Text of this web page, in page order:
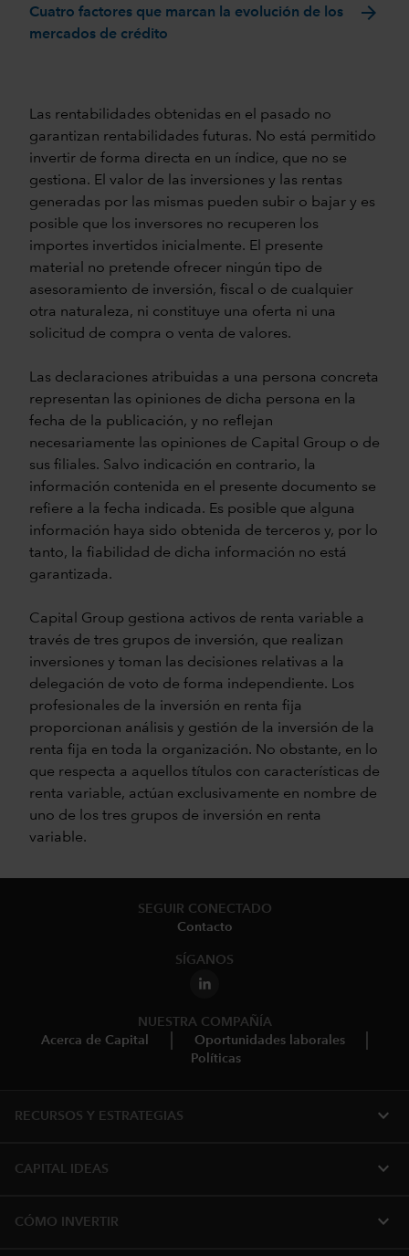
Cuatro factores que marcan la evolución de los
mercados de crédito
arrow_forward
Las rentabilidades obtenidas en el pasado no
garantizan rentabilidades futuras. No está permitido
invertir de forma directa en un índice, que no se
gestiona. El valor de las inversiones y las rentas
generadas por las mismas pueden subir o bajar y es
posible que los inversores no recuperen los
importes invertidos inicialmente. El presente
material no pretende ofrecer ningún tipo de
asesoramiento de inversión, fiscal o de cualquier
otra naturaleza, ni constituye una oferta ni una
solicitud de compra o venta de valores.
Las declaraciones atribuidas a una persona concreta
representan las opiniones de dicha persona en la
fecha de la publicación, y no reflejan
necesariamente las opiniones de Capital Group o de
sus filiales. Salvo indicación en contrario, la
información contenida en el presente documento se
refiere a la fecha indicada. Es posible que alguna
información haya sido obtenida de terceros y, por lo
tanto, la fiabilidad de dicha información no está
garantizada.
Capital Group gestiona activos de renta variable a
través de tres grupos de inversión, que realizan
inversiones y toman las decisiones relativas a la
delegación de voto de forma independiente. Los
profesionales de la inversión en renta fija
proporcionan análisis y gestión de la inversión de la
renta fija en toda la organización. No obstante, en lo
que respecta a aquellos títulos con características de
renta variable, actúan exclusivamente en nombre de
uno de los tres grupos de inversión en renta
variable.
SEGUIR CONECTADO
Contacto
SÍGANOS
NUESTRA COMPAÑÍA
Acerca de Capital
Oportunidades laborales
Políticas
RECURSOS Y ESTRATEGIAS expand_more
CAPITAL IDEAS expand_more
CÓMO INVERTIR expand_more